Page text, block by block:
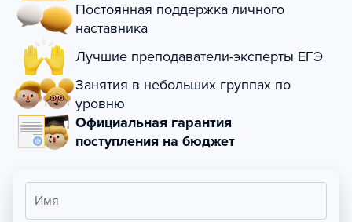
Постоянная поддержка личного
наставника
Лучшие преподаватели-эксперты ЕГЭ
Занятия в небольших группах по
уровню
Официальная гарантия
поступления на бюджет
Имя